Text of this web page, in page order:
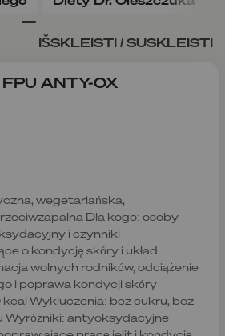
IŠSKLEISTI / SUSKLEISTI
FPU ANTY-OX
wegetariańska,
Dla kogo: osoby
i czynniki
o kondycję skóry i układ
wolnych rodników, odciążenie
i poprawa kondycji skóry
Wykluczenia: bez cukru, bez
Wyróżniki: antyoksydacyjne